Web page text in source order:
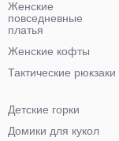
Женские
повседневные
платья
Женские кофты
Тактические рюкзаки
Детские горки
Домики для кукол